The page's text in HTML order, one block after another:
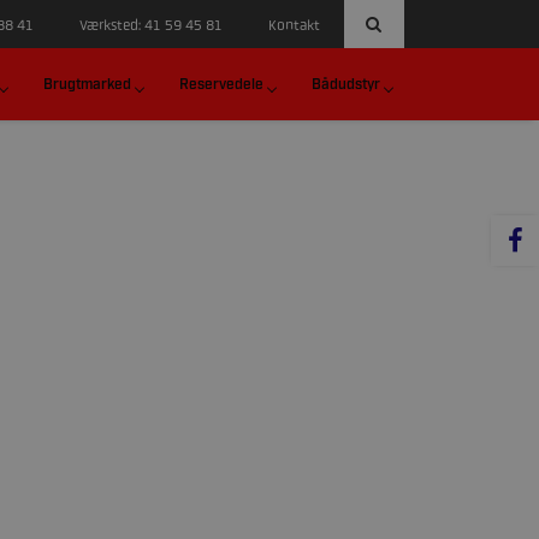
41 Værksted: 41 59 45 81 Kontakt
Brugtmarked Reservedele Bådudstyr